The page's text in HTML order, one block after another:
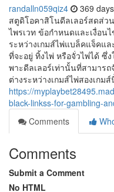
randalln059qiz4 369
สตูดิโอคาสิโนดีลเลอร์สดส่ว
ไพรเวท ข้อกำหนดและเงื่อ
ระหว่างเกมส์ไพ่แบล็คแจ็คแ
ที่จะอยู่ ทิ้งไพ่ หรือจั่วไพ่ได้ ซึ่
พาะดีลเลอร์เท่านั้นที่สามาร
ต่างระหว่างเกมส์ไพ่สองเก
https://
black-linkss-for-gambling-
Comments
Comments
Submit a Comment
No HTML